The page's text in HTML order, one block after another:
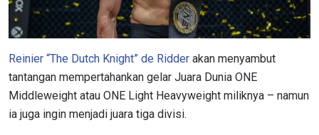
Reinier “The Dutch Knight” de Ridder akan menyambut
tantangan mempertahankan gelar Juara Dunia ONE
Middleweight atau ONE Light Heavyweight miliknya – namun
ia juga ingin menjadi juara tiga divisi.